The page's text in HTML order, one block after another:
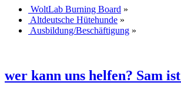
WoltLab Burning Board »
Altdeutsche Hütehunde »
Ausbildung/Beschäftigung »
wer kann uns helfen? Sam